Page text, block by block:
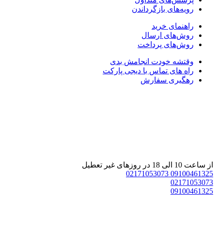
رویه‌های بازگرداندن
راهنمای خرید
روش‌های ارسال
روش‌های پرداخت
وقتشه خودت انجامش بدی
راه های تماس با دیجی پارکت
رهگیری سفارش
از ساعت 10 الی 18 در روزهای غیر تعطیل
09100461325
02171053073
02171053073
09100461325